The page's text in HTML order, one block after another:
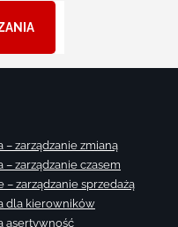
– zarządzanie zmianą
– zarządzanie czasem
– zarządzanie sprzedażą
dla kierowników
asertywność